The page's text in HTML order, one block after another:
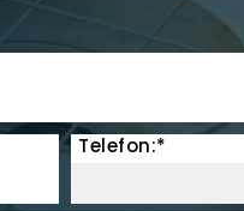
Telefon:*